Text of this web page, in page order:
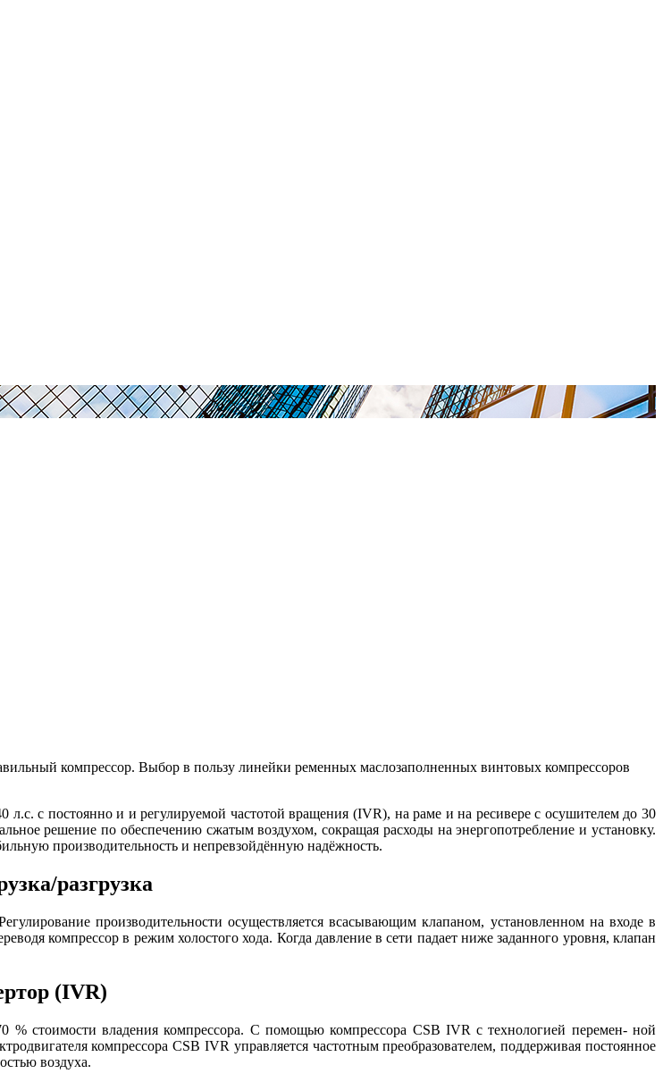
компрессор. Выбор в пользу линейки ременных маслозаполненных винтовых компрессоров
с постоянно и и регулируемой частотой вращения (IVR), на раме и на ресивере с осушителем до 30
решение по обеспечению сжатым воздухом, сокращая расходы на энергопотребление и установку.
производительность и непревзойдённую надёжность.
разгрузка
производительности осуществляется всасывающим клапаном, установленном на входе в
компрессор в режим холостого хода. Когда давление в сети падает ниже заданного уровня, клапан
(IVR)
% стоимости владения компрессора. С помощью компрессора CSB IVR с технологией перемен- ной
компрессора CSB IVR управляется частотным преобразователем, поддерживая постоянное
воздуха.